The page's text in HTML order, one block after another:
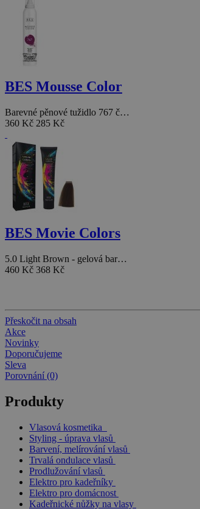
BES Mousse Color
Barevné pěnové tužidlo 767 č…
360 Kč 285 Kč
BES Movie Colors
5.0 Light Brown - gelová bar…
460 Kč 368 Kč
Přeskočit na obsah
Akce
Novinky
Doporučujeme
Sleva
Porovnání (0)
Produkty
Vlasová kosmetika
Styling - úprava vlasů
Barvení, melírování vlasů
Trvalá ondulace vlasů
Prodlužování vlasů
Elektro pro kadeřníky
Elektro pro domácnost
Kadeřnické nůžky na vlasy